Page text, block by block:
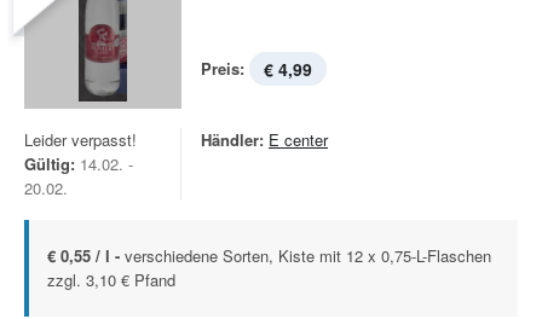
Preis: € 4,99
Leider verpasst!
Gültig: 14.02. -
20.02.
Händler: E center
€ 0,55 / l - verschiedene Sorten, Kiste mit 12 x 0,75-L-Flaschen
zzgl. 3,10 € Pfand